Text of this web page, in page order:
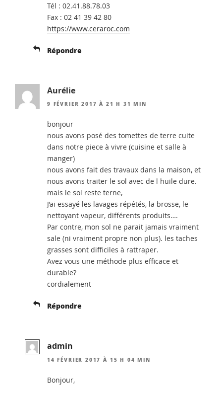
Tél : 02.41.88.78.03
Fax : 02 41 39 42 80
https://www.ceraroc.com
Répondre
Aurélie
9 FÉVRIER 2017 À 21 H 31 MIN
bonjour
nous avons posé des tomettes de terre cuite
dans notre piece à vivre (cuisine et salle à
manger)
nous avons fait des travaux dans la maison, et
nous avons traiter le sol avec de l huile dure.
mais le sol reste terne,
J’ai essayé les lavages répétés, la brosse, le
nettoyant vapeur, différents produits….
Par contre, mon sol ne parait jamais vraiment
sale (ni vraiment propre non plus). les taches
grasses sont difficiles à rattraper.
Avez vous une méthode plus efficace et
durable?
cordialement
Répondre
admin
14 FÉVRIER 2017 À 15 H 04 MIN
Bonjour,